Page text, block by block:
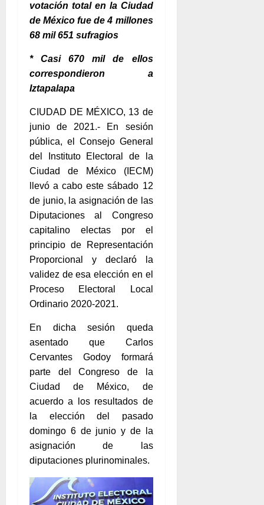
votación total en la Ciudad
de México fue de 4 millones
68 mil 651 sufragios
* Casi 670 mil de ellos
correspondieron a
Iztapalapa
CIUDAD DE MÉXICO, 13 de
junio de 2021.- En sesión
pública, el Consejo General
del Instituto Electoral de la
Ciudad de México (IECM)
llevó a cabo este sábado 12
de junio, la asignación de las
Diputaciones al Congreso
capitalino electas por el
principio de Representación
Proporcional y declaró la
validez de esa elección en el
Proceso Electoral Local
Ordinario 2020-2021.
En dicha sesión queda
asentado que Carlos
Cervantes Godoy formará
parte del Congreso de la
Ciudad de México, de
acuerdo a los resultados de
la elección del pasado
domingo 6 de junio y de la
asignación de las
diputaciones plurinominales.